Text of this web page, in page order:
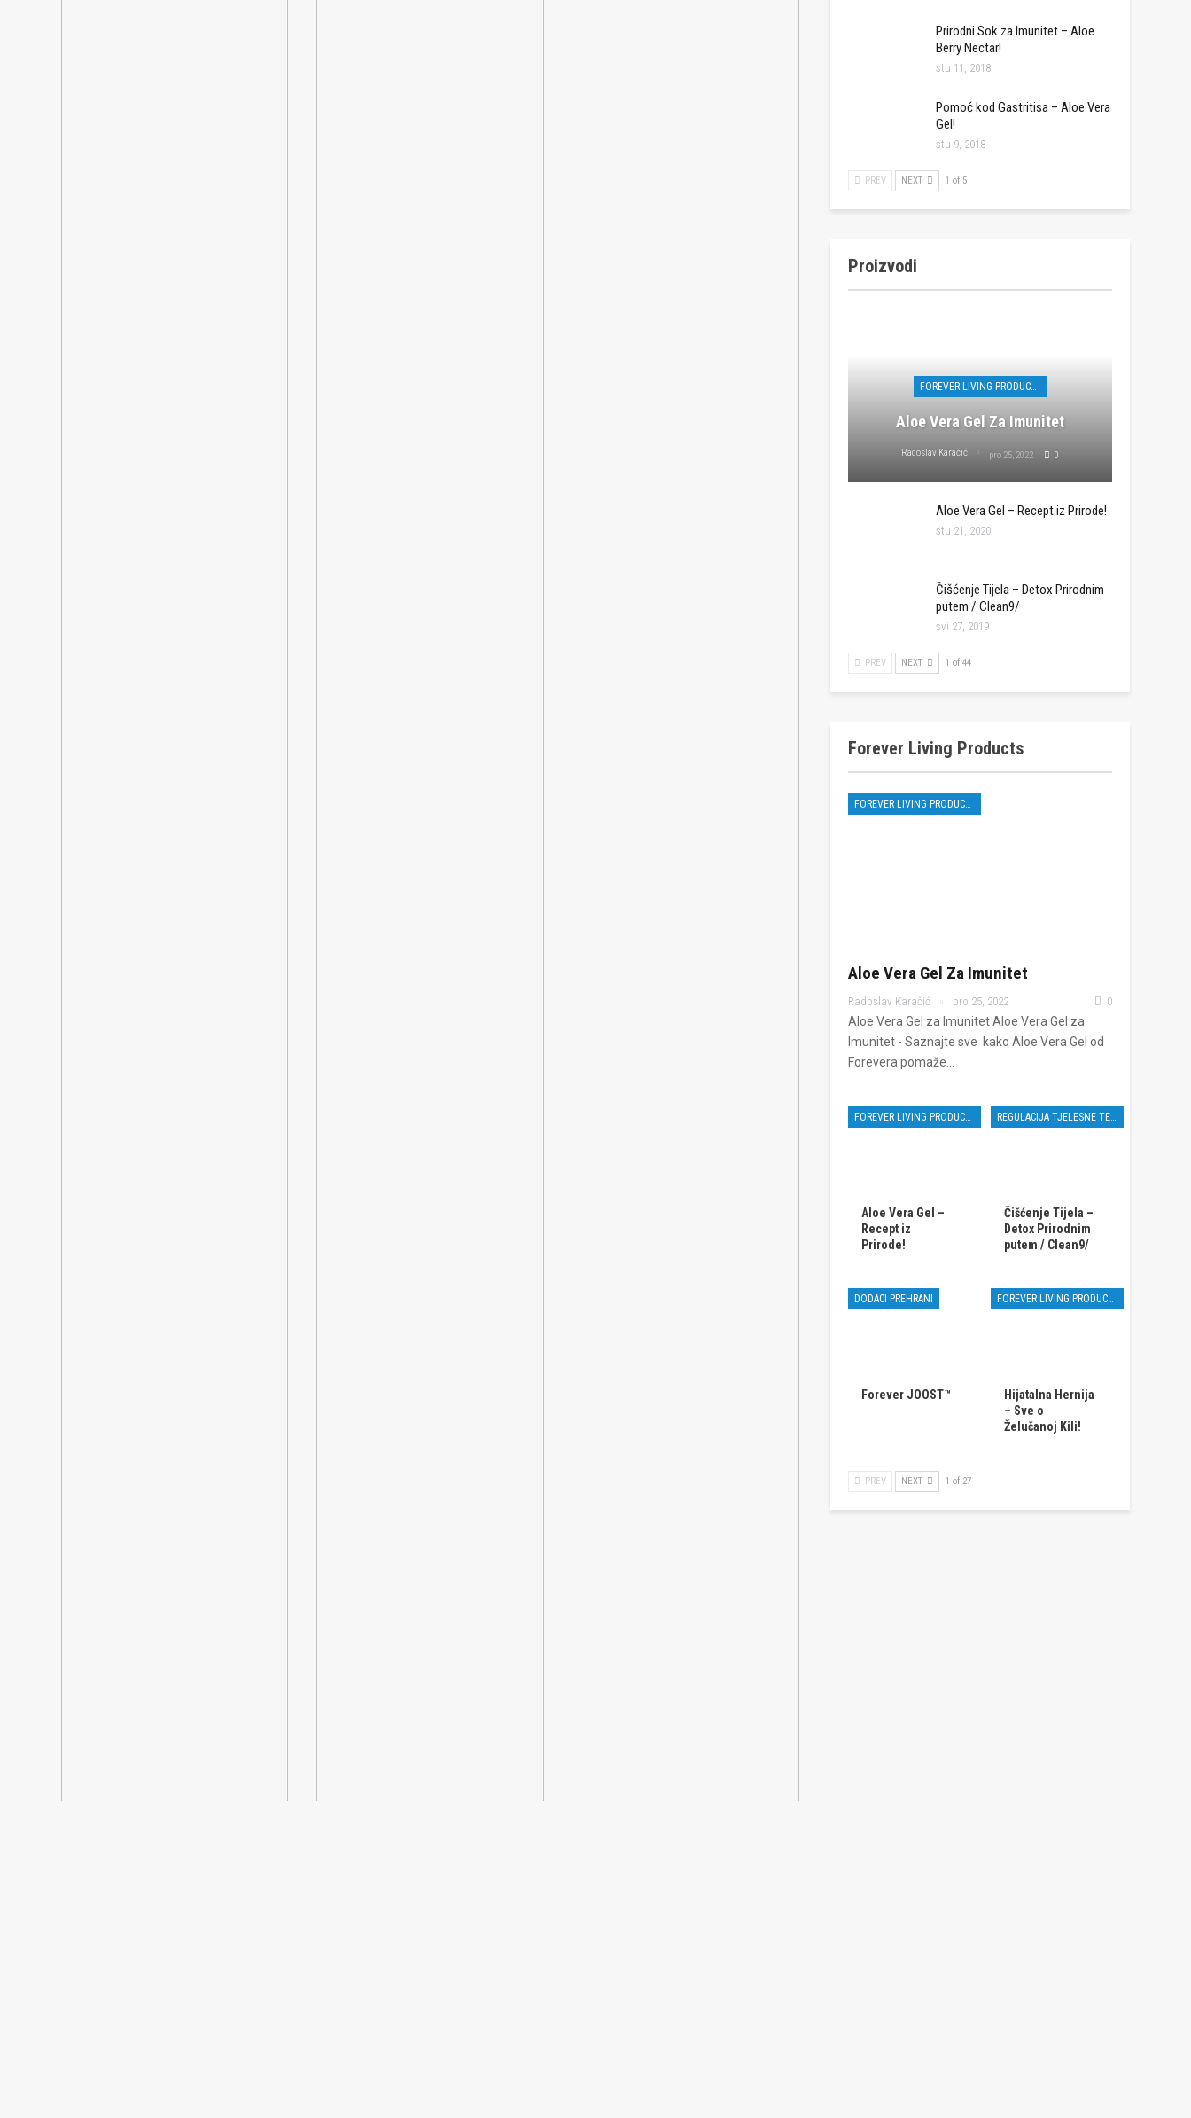
Prirodni Sok za Imunitet – Aloe
Berry Nectar!
stu 11, 2018
Pomoć kod Gastritisa – Aloe Vera
Gel!
stu 9, 2018
PREV NEXT 1 of 5
Proizvodi
FOREVER LIVING PRODUCTS
Aloe Vera Gel Za Imunitet
Radoslav Karačić pro 25, 2022 0
Aloe Vera Gel – Recept iz Prirode!
stu 21, 2020
Čišćenje Tijela – Detox Prirodnim
putem / Clean9/
svi 27, 2019
PREV NEXT 1 of 44
Forever Living Products
Aloe Vera Gel Za Imunitet
Radoslav Karačić pro 25, 2022 0
Aloe Vera Gel za Imunitet Aloe Vera Gel za
Imunitet - Saznajte sve kako Aloe Vera Gel od
Forevera pomaže…
FOREVER LIVING PRODUCTS
Aloe Vera Gel –
Recept iz
Prirode!
REGULACIJA TJELESNE TEŽINE
Čišćenje Tijela –
Detox Prirodnim
putem / Clean9/
DODACI PREHRANI
Forever JOOST™
FOREVER LIVING PRODUCTS
Hijatalna Hernija
– Sve o
Želučanoj Kili!
PREV NEXT 1 of 27